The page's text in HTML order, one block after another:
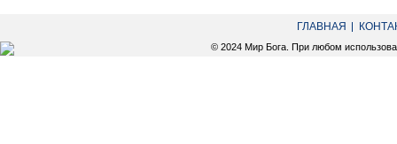
ГЛАВНАЯ
© 2024 Мир Бога. При любом